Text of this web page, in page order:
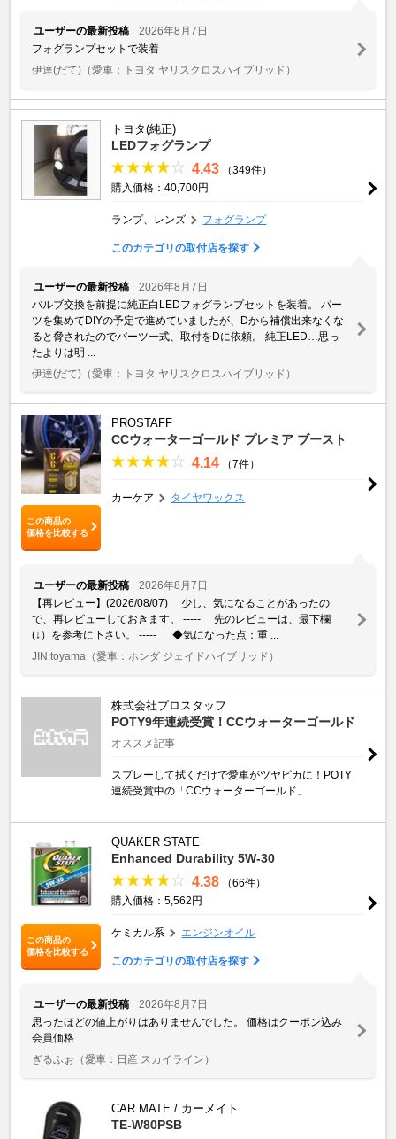
ユーザーの最新投稿
2026年8月7日
フォグランプセットで装着
伊達(だて) （愛車：トヨタ ヤリスクロスハイブリッド）
トヨタ(純正)
LEDフォグランプ
4.43
（349件）
購入価格：40,700円
ランプ、レンズ フォグランプ
このカテゴリの取付店を探す
ユーザーの最新投稿
2026年8月7日
バルブ交換を前提に純正白LEDフォグランプセットを装着。 パー
ツを集めてDIYの予定で進めていましたが、Dから補償出来なくな
ると脅されたのでパーツ一式、取付をDに依頼。 純正LED…思っ
たよりは明 ...
伊達(だて) （愛車：トヨタ ヤリスクロスハイブリッド）
この商品の
価格を比較する
PROSTAFF
CCウォーターゴールド プレミア ブースト
4.14 （7件）
カーケア タイヤワックス
ユーザーの最新投稿
2026年8月7日
【再レビュー】(2026/08/07) 少し、気になることがあったの
で、再レビューしておきます。 ----- 先のレビューは、最下欄
(↓）を参考に下さい。 ----- ◆気になった点：重 ...
JIN.toyama （愛車：ホンダ ジェイドハイブリッド）
株式会社プロスタッフ
POTY9年連続受賞！CCウォーターゴールド
オススメ記事
スプレーして拭くだけで愛車がツヤピカに！POTY
連続受賞中の「CCウォーターゴールド」
この商品の
価格を比較する
QUAKER STATE
Enhanced Durability 5W-30
4.38
（66件）
購入価格：5,562円
ケミカル系 エンジンオイル
このカテゴリの取付店を探す
ユーザーの最新投稿
2026年8月7日
思ったほどの値上がりはありませんでした。 価格はクーポン込み
会員価格
ぎるふぉ （愛車：日産 スカイライン）
CAR MATE / カーメイト
TE-W80PSB